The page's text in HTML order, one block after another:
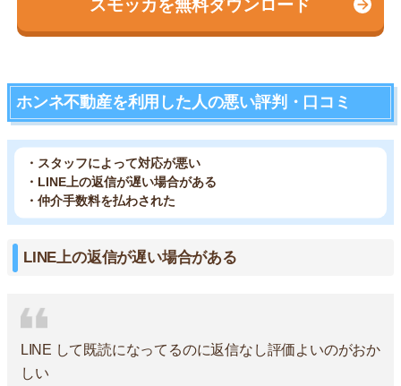
スモッカを無料ダウンロード
ホンネ不動産を利用した人の悪い評判・口コミ
・スタッフによって対応が悪い
・LINE上の返信が遅い場合がある
・仲介手数料を払わされた
LINE上の返信が遅い場合がある
LINE して既読になってるのに返信なし評価よいのがおか
しい